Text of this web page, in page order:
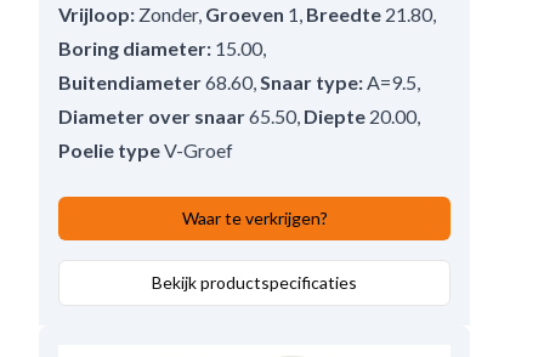
Vrijloop: Zonder, Groeven 1 Breedte 21.80,
Boring diameter: 15.00,
Buitendiameter68.60, Snaar type: A=9.5
Diameter over snaar65.50, Diepte 20.00,
Poelie typeV-Groef
Waar te verkrijgen?
Bekijk productspecificaties